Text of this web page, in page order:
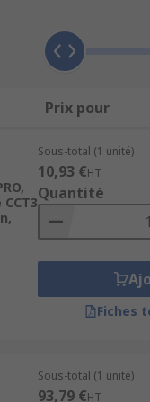
dans
peut donc être
empêcher la
bien que
Prix pour
Sous-total (1 unité)
10,93 €HT
Quantité
Fiches
Sous-total (1 unité)
93,79 €HT